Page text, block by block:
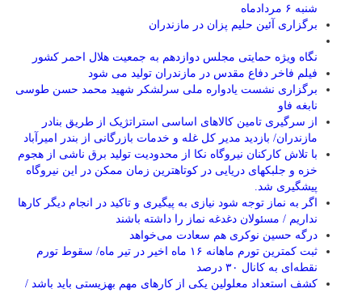
شنبه ۶ مردادماه
برگزاری آئین حلیم پزان در مازندران
نگاه ویژه حمایتی مجلس دوازدهم به جمعیت هلال احمر کشور
فیلم فاخر دفاع مقدس در مازندران تولید می شود
برگزاری نشست یادواره ملی سرلشکر شهید محمد حسن طوسی
نابغه فاو
از سرگیری تامین کالاهای اساسی استراتژیک از طریق بنادر
مازندران/ بازدید مدیر کل غله و خدمات بازرگانی از بندر امیرآباد
با تلاش کارکنان نیروگاه نکا از محدودیت تولید برق ناشی از هجوم
خزه و جلبکهای دریایی در کوتاهترین زمان ممکن در این نیروگاه
پیشگیری شد.
اگر به نماز توجه شود نیازی به پیگیری و تاکید در انجام دیگر کارها
نداریم / مسئولان دغدغه نماز را داشته باشند
درگه حسین نوکری هم سعادت می‌خواهد
ثبت کمترین تورم ماهانه ۱۶ ماه اخیر در تیر ماه/ سقوط تورم
نقطه‌ای به کانال ۳۰ درصد
کشف استعداد معلولین یکی از کارهای مهم بهزیستی باید باشد /